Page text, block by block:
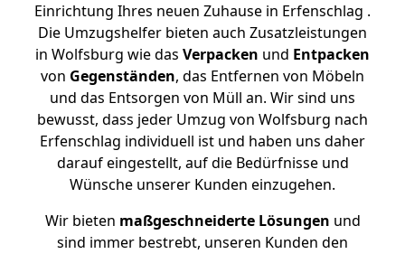
Einrichtung Ihres neuen Zuhause in Erfenschlag .
Die Umzugshelfer bieten auch Zusatzleistungen
in Wolfsburg wie das Verpacken und Entpacken
von Gegenständen, das Entfernen von Möbeln
und das Entsorgen von Müll an. Wir sind uns
bewusst, dass jeder Umzug von Wolfsburg nach
Erfenschlag individuell ist und haben uns daher
darauf eingestellt, auf die Bedürfnisse und
Wünsche unserer Kunden einzugehen.
Wir bieten maßgeschneiderte Lösungen und
sind immer bestrebt, unseren Kunden den